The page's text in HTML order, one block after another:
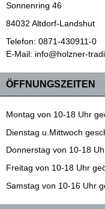
Sonnenring 46
84032 Altdorf-Landshut
Telefon: 0871-430911-0
E-Mail: info@holzner-
ÖFFNUNGSZEITEN
Montag von 10-18 Uhr
Dienstag u.Mittwoch
Donnerstag von 10-18
Freitag von 10-18 Uhr
Samstag von 10-16 Uhr